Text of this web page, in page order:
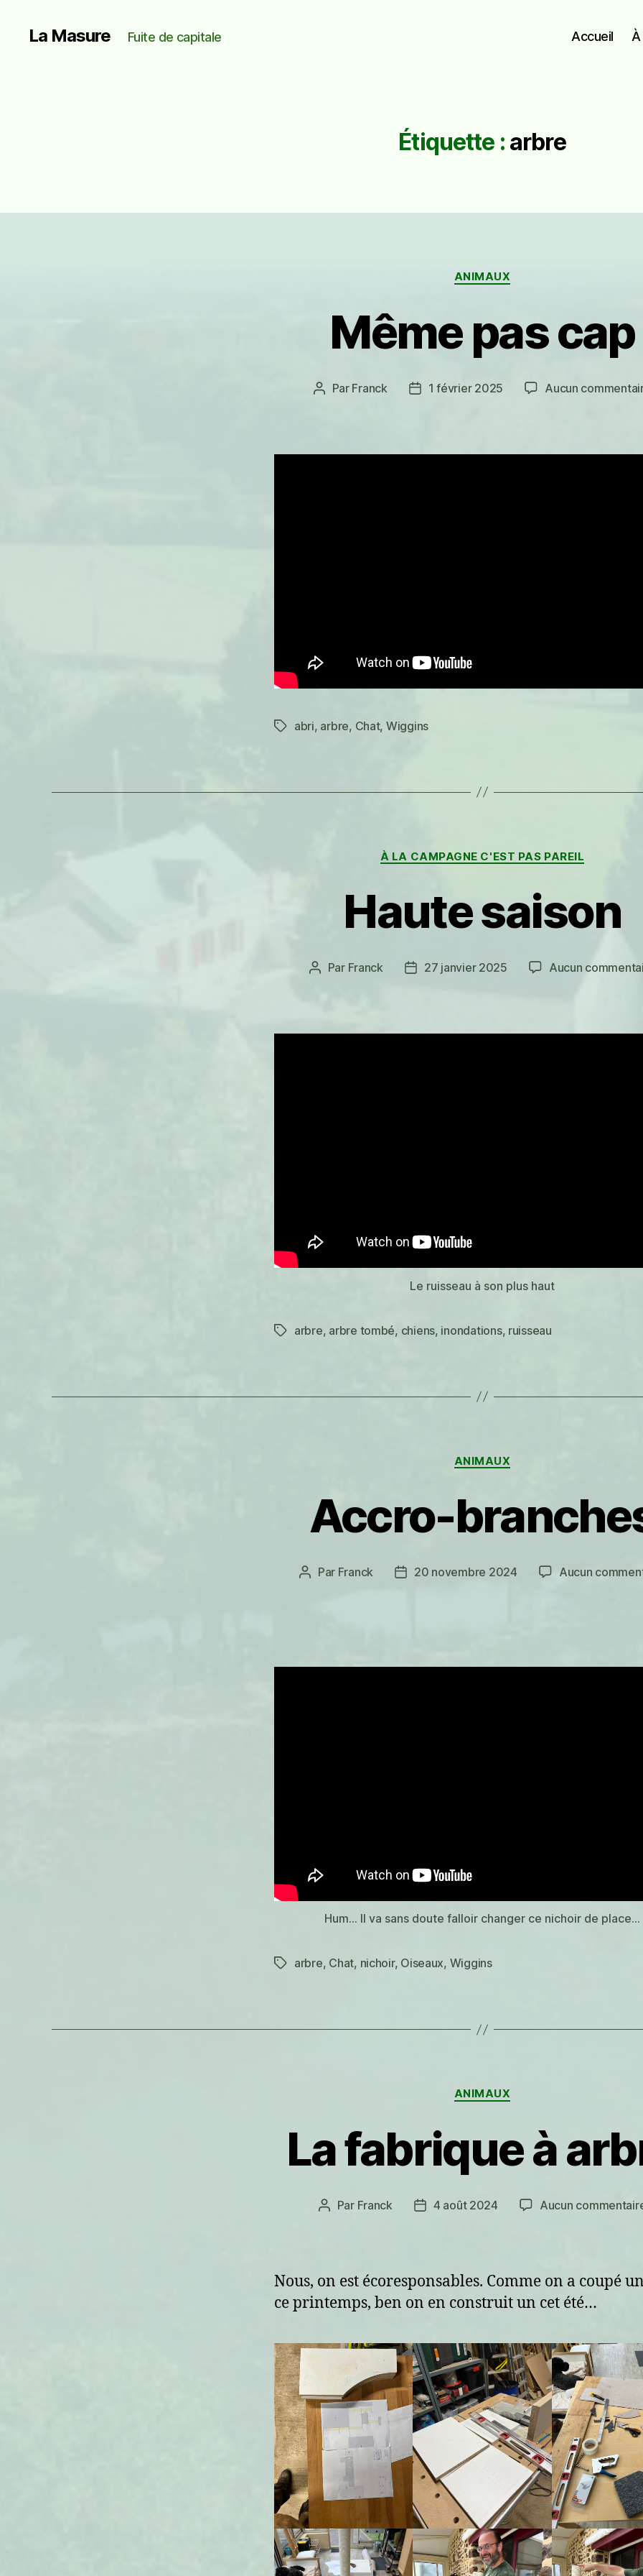
La Masure Fuite de capitale Accueil
Étiquette : arbre
Catégories
ANIMAUX
Même pas cap
Auteur
Par Franck
Date1 février 2025 Aucun
Étiquettes
abri, arbre, Chat, Wiggins
Catégories
À LA CAMPAGNE C'EST PAS PAREIL
Haute saison
Auteur
Par Franck
Date27 janvier 2025 Aucun
Le ruisseau à son plus haut
Étiquettes
arbre, arbre tombé, chiens, inondations, ruisseau
Catégories
ANIMAUX
Accro-
Auteur
Par Franck
Date20 novembre 2024 Aucun
Hum… Il va sans doute falloir changer ce nichoir de place…
Étiquettes
arbre, Chat, nichoir, Oiseaux, Wiggins
Catégories
ANIMAUX
La fabrique à
Auteur
Par Franck
Date4 août 2024 Aucun
Nous, on est écoresponsables. Comme on a coupé
ce printemps, ben on en construit un cet été…